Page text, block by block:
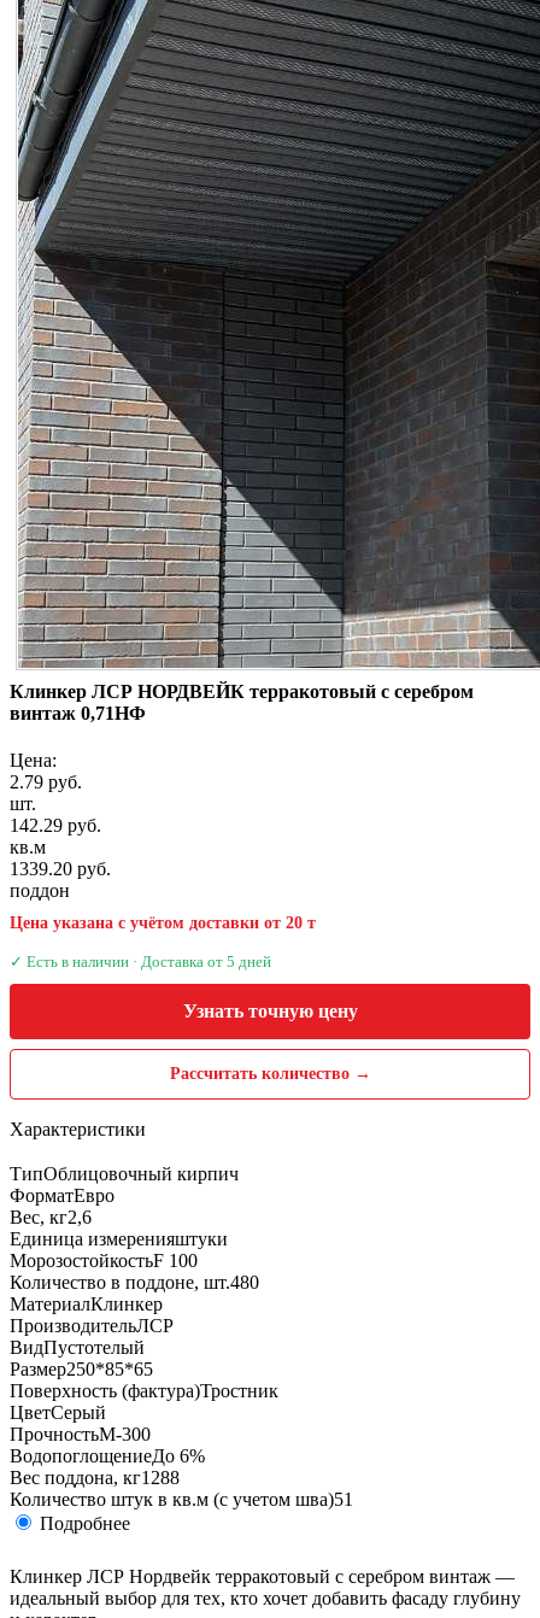
Клинкер ЛСР НОРДВЕЙК терракотовый с серебром
винтаж 0,71НФ
Цена:
2.79 руб.
шт.
142.29 руб.
кв.м
1339.20 руб.
поддон
Цена указана с учётом доставки от 20 т
✓ Есть в наличии · Доставка от 5 дней
Узнать точную цену
Рассчитать количество →
Характеристики
ТипОблицовочный кирпич
ФорматЕвро
Вес, кг2,6
Единица измеренияштуки
МорозостойкостьF 100
Количество в поддоне, шт.480
МатериалКлинкер
ПроизводительЛСР
ВидПустотелый
Размер250*85*65
Поверхность (фактура)Тростник
ЦветСерый
ПрочностьМ-300
ВодопоглощениеДо 6%
Вес поддона, кг1288
Количество штук в кв.м (с учетом шва)51
Подробнее
Клинкер ЛСР Нордвейк терракотовый с серебром винтаж —
идеальный выбор для тех, кто хочет добавить фасаду глубину